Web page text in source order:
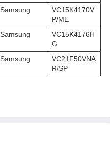
Samsung
VC15K4170V
P/ME
Samsung
VC15K4176H
G
Samsung
VC21F50VNA
R/SP